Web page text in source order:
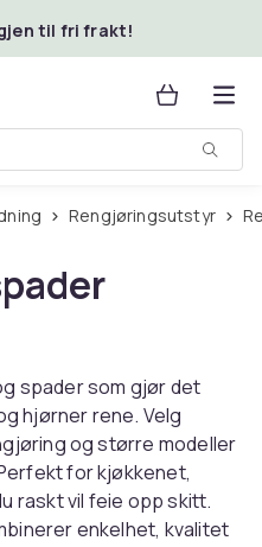
til fri frakt!
Rengjøringsutstyr
spader som gjør det
hjørner rene. Velg
og større modeller
for kjøkkenet,
raskt vil feie opp skitt.
enkelhet, kvalitet